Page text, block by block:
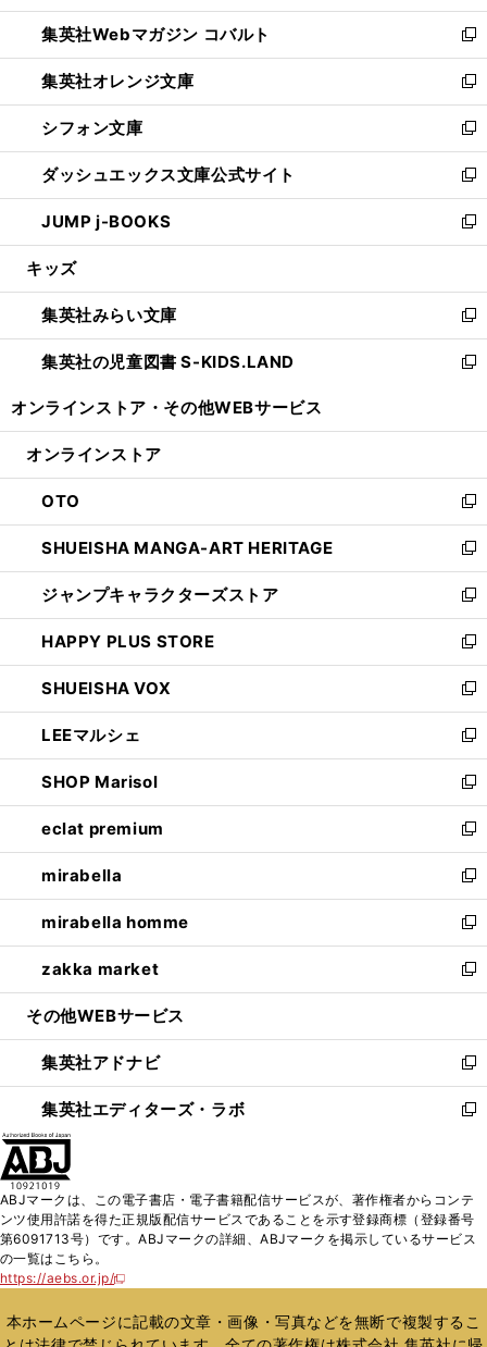
開
く
ウ
で
開
く
ン
ド
ウ
で
開
く
ウ
ィ
ン
ド
ウ
で
開
く
集英社Webマガジン コバルト
新
し
い
ウ
ィ
ン
ド
ウ
で
開
集英社オレンジ文庫
新
し
い
ウ
ィ
ン
ド
ウ
開
く
シフォン文庫
新
し
い
ウ
ィ
ン
ウ
で
開
く
ダッシュエックス文庫公式サイト
新
し
い
ウ
ン
ド
ウ
で
JUMP j-BOOKS
新
し
ウ
ィ
ン
ド
開
キッズ
集英社みらい文庫
新
し
い
ン
ウ
で
開
く
集英社の児童図書 S-KIDS.LAND
新
ウ
ン
ド
ウ
で
開
く
オンラインストア・ その他WEBサービス
オンラインストア
OTO
新
し
い
ウ
ィ
ン
ド
ウ
で
開
く
SHUEISHA MANGA-ART HERITAGE
新
し
い
ウ
ィ
ン
ド
ウ
で
開
く
ジャンプキャラクターズストア
新
し
い
ウ
ィ
ン
ド
ウ
で
開
く
HAPPY PLUS STORE
新
し
い
ウ
ィ
ン
ド
ウ
で
開
く
SHUEISHA VOX
新
し
い
ウ
ィ
ン
ド
ウ
で
開
く
LEEマルシェ
新
し
い
ウ
ィ
ン
ド
ウ
で
開
く
SHOP Marisol
新
し
い
ウ
ィ
ン
ド
ウ
で
開
eclat premium
新
し
い
ウ
ィ
ン
ド
ウ
開
く
mirabella
新
し
い
ウ
ィ
ン
ウ
で
開
く
mirabella homme
新
し
い
ウ
ン
ド
ウ
で
zakka market
新
し
ウ
ィ
ン
ド
く
その他WEBサービス
集英社アドナビ
新
し
い
ド
ウ
で
集英社エディターズ・ラボ
新
ィ
ン
ド
開
く
ABJマークは、この電子書店・電子書籍配信サービスが、著作権者からコンテ
ンツ使用許諾を得た正規版配信サービスであることを示す登録商標（登録番号
第6091713号）です。ABJマークの詳細、ABJマークを掲示しているサービス
の一覧はこちら。
https://aebs.or.jp/
新
い
ウ
本ホームページに記載の文章・画像・写真などを無断で複製するこ